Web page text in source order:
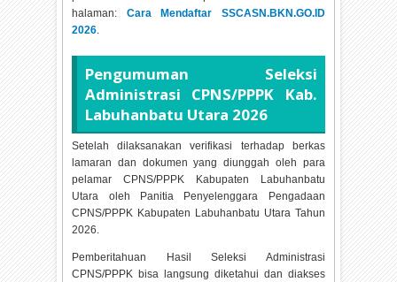
halaman: Cara Mendaftar SSCASN.BKN.GO.ID
2026.
Pengumuman Seleksi
Administrasi CPNS/PPPK Kab.
Labuhanbatu Utara 2026
Setelah dilaksanakan verifikasi terhadap berkas
lamaran dan dokumen yang diunggah oleh para
pelamar CPNS/PPPK Kabupaten Labuhanbatu
Utara oleh Panitia Penyelenggara Pengadaan
CPNS/PPPK Kabupaten Labuhanbatu Utara Tahun
2026.
Pemberitahuan Hasil Seleksi Administrasi
CPNS/PPPK bisa langsung diketahui dan diakses